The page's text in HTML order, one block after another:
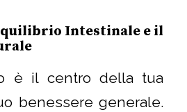
Intestinale e il
è il centro della tua
benessere generale.